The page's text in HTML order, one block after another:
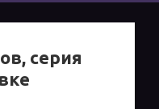
серия